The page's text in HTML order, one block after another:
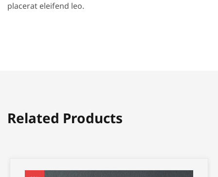
placerat eleifend leo.
Related Products